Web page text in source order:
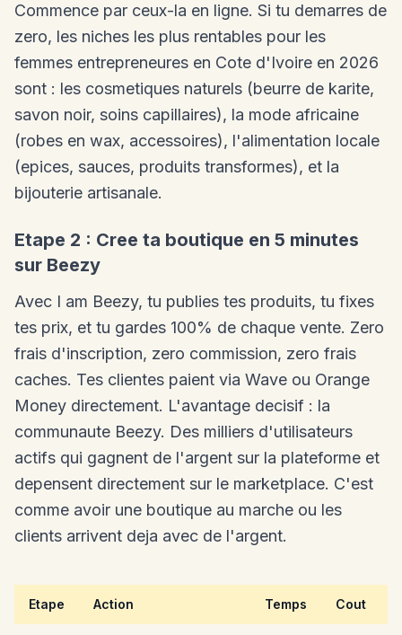
Commence par ceux-la en ligne. Si tu demarres de
zero, les niches les plus rentables pour les
femmes entrepreneures en Cote d'Ivoire en 2026
sont : les cosmetiques naturels (beurre de karite,
savon noir, soins capillaires), la mode africaine
(robes en wax, accessoires), l'alimentation locale
(epices, sauces, produits transformes), et la
bijouterie artisanale.
Etape 2 : Cree ta boutique en 5 minutes
sur Beezy
Avec I am Beezy, tu publies tes produits, tu fixes
tes prix, et tu gardes 100% de chaque vente. Zero
frais d'inscription, zero commission, zero frais
caches. Tes clientes paient via Wave ou Orange
Money directement. L'avantage decisif : la
communaute Beezy. Des milliers d'utilisateurs
actifs qui gagnent de l'argent sur la plateforme et
depensent directement sur le marketplace. C'est
comme avoir une boutique au marche ou les
clients arrivent deja avec de l'argent.
Etape Action Temps Cout